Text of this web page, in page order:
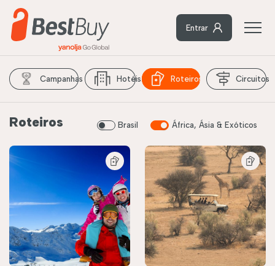
Entrar
Campanhas Hotéis Roteiros Circuitos
Roteiros Brasil África, Ásia & Exóticos